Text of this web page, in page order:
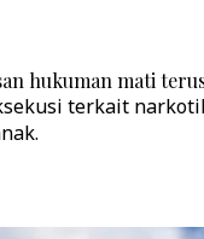
hukuman mati
terkait